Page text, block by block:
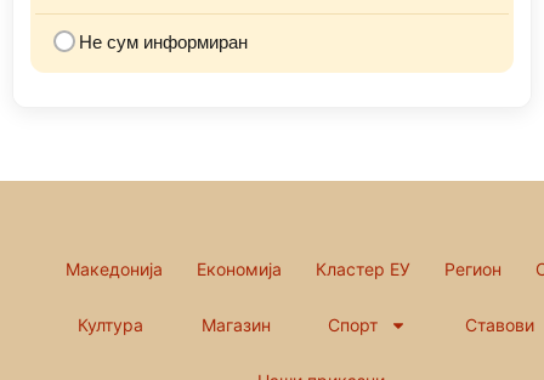
Не сум информиран
Македонија Економија Кластер ЕУ Регион
Култура Магазин Спорт Ставови